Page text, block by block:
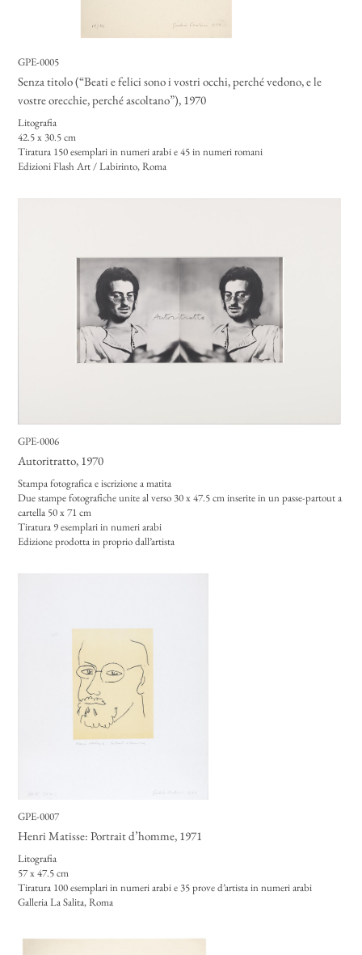
GPE-0005
Senza titolo (“Beati e felici sono i vostri occhi, perché vedono, e le
vostre orecchie, perché ascoltano”), 1970
Litografia
42.5 x 30.5 cm
Tiratura 150 esemplari in numeri arabi e 45 in numeri romani
Edizioni Flash Art / Labirinto, Roma
GPE-0006
Autoritratto, 1970
Stampa fotografica e iscrizione a matita
Due stampe fotografiche unite al verso 30 x 47.5 cm inserite in un passe-partout a
cartella 50 x 71 cm
Tiratura 9 esemplari in numeri arabi
Edizione prodotta in proprio dall’artista
GPE-0007
Henri Matisse: Portrait d’homme, 1971
Litografia
57 x 47.5 cm
Tiratura 100 esemplari in numeri arabi e 35 prove d’artista in numeri arabi
Galleria La Salita, Roma